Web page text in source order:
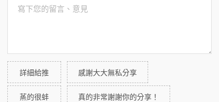
詳細給推 感謝大大無私分享
蒸的很蚌 真的非常謝謝你的分享！